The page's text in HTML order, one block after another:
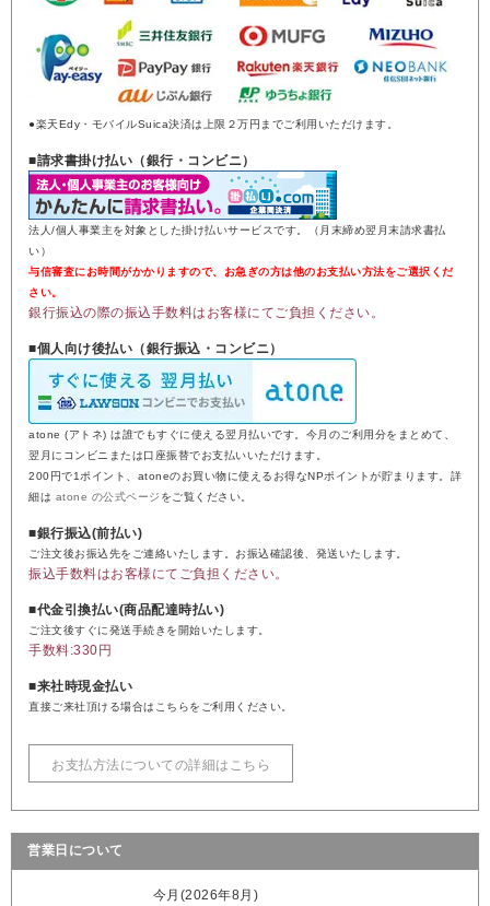
●楽天Edy・モバイルSuica決済は上限２万円までご利用いただけます。
■請求書掛け払い（銀行・コンビニ）
法人/個人事業主を対象とした掛け払いサービスです。（月末締め翌月末請求書払
い）
与信審査にお時間がかかりますので、お急ぎの方は他のお支払い方法をご選択くだ
さい。
銀行振込の際の振込手数料はお客様にてご負担ください。
■個人向け後払い（銀行振込・コンビニ）
atone (アトネ) は誰でもすぐに使える翌月払いです。今月のご利用分をまとめて、
翌月にコンビニまたは口座振替でお支払いいただけます。
200円で1ポイント、atoneのお買い物に使えるお得なNPポイントが貯まります。詳
細は atone の公式ページ をご覧ください。
■銀行振込(前払い)
ご注文後お振込先をご連絡いたします。お振込確認後、発送いたします。
振込手数料はお客様にてご負担ください。
■代金引換払い(商品配達時払い)
ご注文後すぐに発送手続きを開始いたします。
手数料:330円
■来社時現金払い
直接ご来社頂ける場合はこちらをご利用ください。
お支払方法についての詳細はこちら
営業日について
今月(2026年8月)